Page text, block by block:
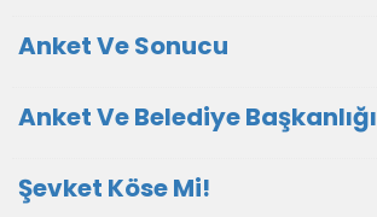
Anket Ve Sonucu
Anket Ve Belediye Başkanlığı
Şevket Köse Mi!